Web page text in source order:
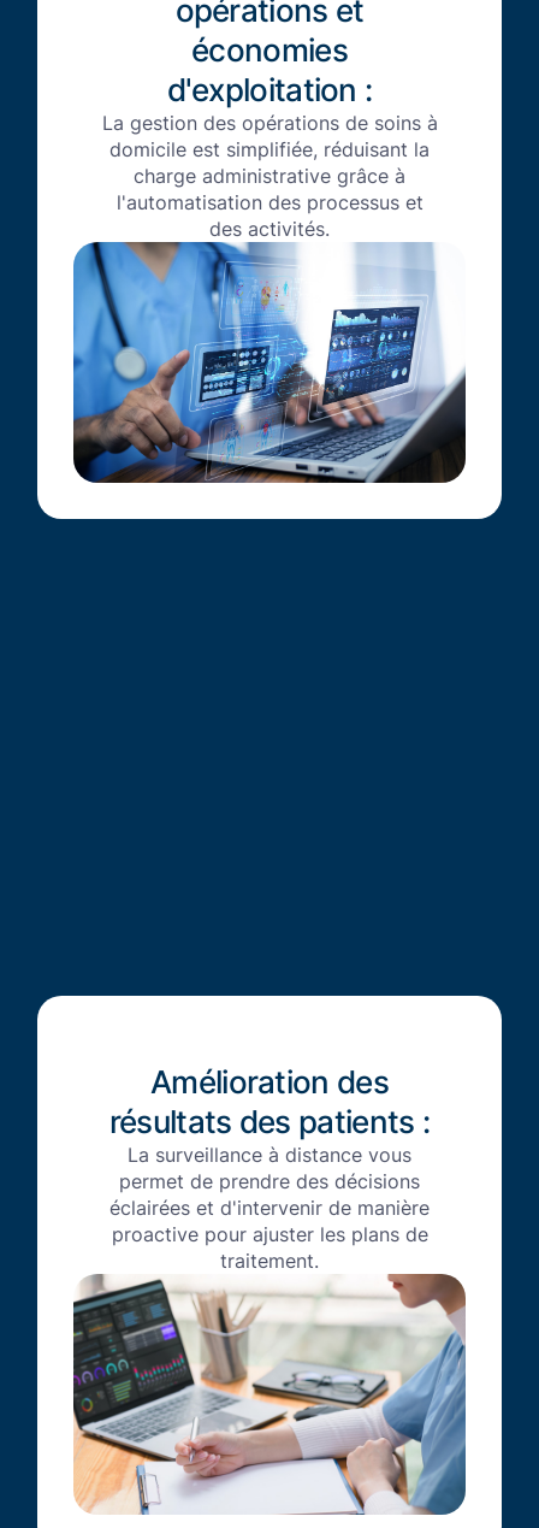
opérations et
économies
d'exploitation :
La gestion des opérations de soins à
domicile est simplifiée, réduisant la
charge administrative grâce à
l'automatisation des processus et
des activités.
Amélioration des
résultats des patients :
La surveillance à distance vous
permet de prendre des décisions
éclairées et d'intervenir de manière
proactive pour ajuster les plans de
traitement.